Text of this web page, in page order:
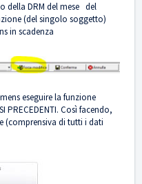
della DRM del mese del
(del singolo soggetto)
in scadenza
eseguire la funzione
PRECEDENTI. Così facendo,
(comprensiva di tutti i dati